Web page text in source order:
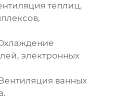
теплиц,
электронных
ванных